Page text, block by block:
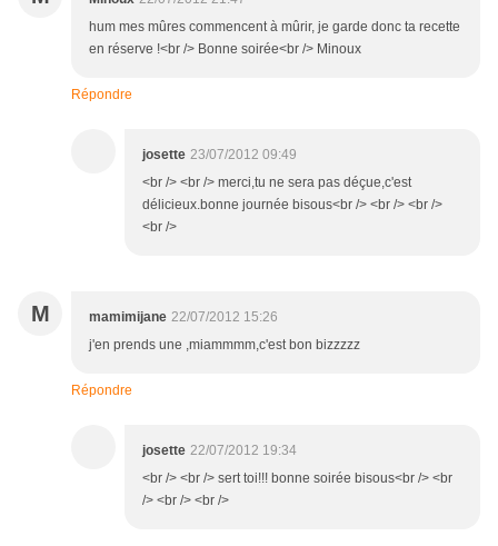
hum mes mûres commencent à mûrir, je garde donc ta recette
en réserve !<br /> Bonne soirée<br /> Minoux
Répondre
josette 23/07/2012 09:49
<br /> <br /> merci,tu ne sera pas déçue,c'est
délicieux.bonne journée bisous<br /> <br /> <br />
<br />
M mamimijane 22/07/2012 15:26
j'en prends une ,miammmm,c'est bon bizzzzz
Répondre
josette 22/07/2012 19:34
<br /> <br /> sert toi!!! bonne soirée bisous<br /> <br
/> <br /> <br />